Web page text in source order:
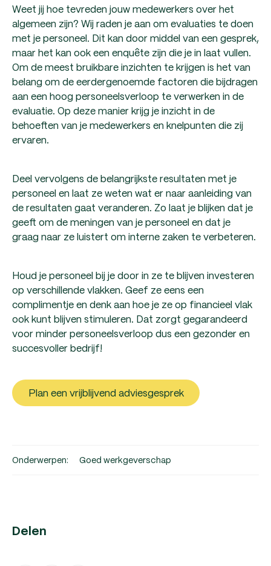
Weet jij hoe tevreden jouw medewerkers over het
algemeen zijn? Wij raden je aan om evaluaties te doen
met je personeel. Dit kan door middel van een gesprek,
maar het kan ook een enquête zijn die je in laat vullen.
Om de meest bruikbare inzichten te krijgen is het van
belang om de eerdergenoemde factoren die bijdragen
aan een hoog personeelsverloop te verwerken in de
evaluatie. Op deze manier krijg je inzicht in de
behoeften van je medewerkers en knelpunten die zij
ervaren.
Deel vervolgens de belangrijkste resultaten met je
personeel en laat ze weten wat er naar aanleiding van
de resultaten gaat veranderen. Zo laat je blijken dat je
geeft om de meningen van je personeel en dat je
graag naar ze luistert om interne zaken te verbeteren.
Houd je personeel bij je door in ze te blijven investeren
op verschillende vlakken. Geef ze eens een
complimentje en denk aan hoe je ze op financieel vlak
ook kunt blijven stimuleren. Dat zorgt gegarandeerd
voor minder personeelsverloop dus een gezonder en
succesvoller bedrijf!
Plan een vrijblijvend adviesgesprek
Onderwerpen: Goed werkgeverschap
Delen